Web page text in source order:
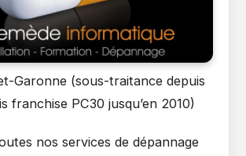
Garonne (sous-traitance depuis
franchise PC30 jusqu’en 2010)
nos services de dépannage